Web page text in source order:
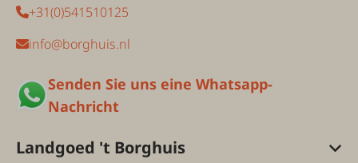
+31(0)541510125
info@borghuis.nl
Senden Sie uns eine Whatsapp-
Nachricht
Landgoed 't Borghuis